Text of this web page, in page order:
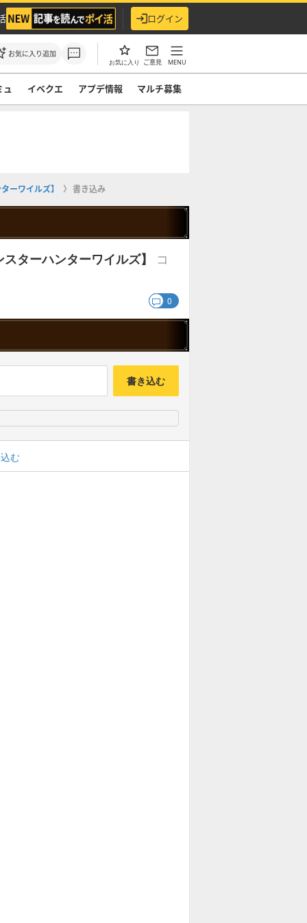
ログイン
お気に入り追加
お気に入り ご意見 MENU
ュ イベクエ アプデ情報 マルチ募集
ーワイルズ】 書き込み
ターハンターワイルズ】
コ
0
書き込む
む